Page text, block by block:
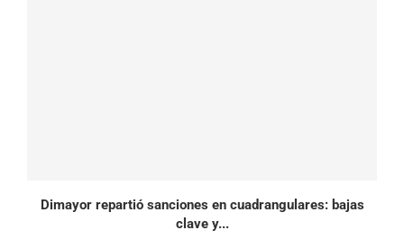
Dimayor repartió sanciones en cuadrangulares: bajas
clave y...